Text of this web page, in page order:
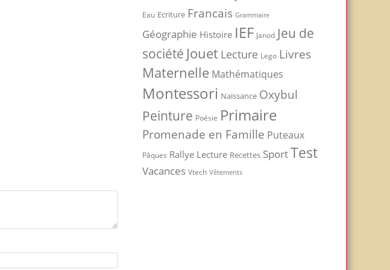
Eau Ecriture Francais Grammaire
Géographie Histoire IEF Janod Jeu de
société Jouet Lecture Lego Livres
Maternelle Mathématiques
Montessori Naissance Oxybul
Peinture Poésie Primaire
Promenade en Famille Puteaux
Pâques Rallye Lecture Recettes SportTest
Vacances Vtech Vêtements